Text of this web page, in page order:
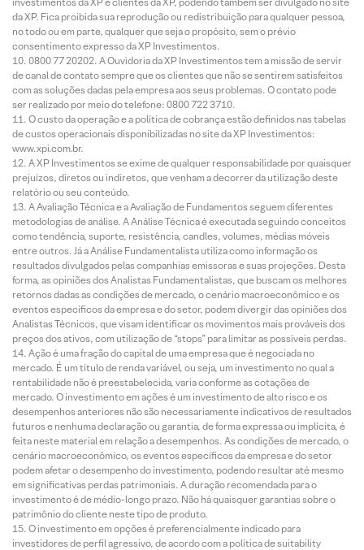
da XP. Fica proibida sua reprodução ou redistribuição para qualquer pessoa,
no todo ou em parte, qualquer que seja o propósito, sem o prévio
consentimento expresso da XP Investimentos.
0800 77 20202. A Ouvidoria da XP Investimentos tem a missão de servir
de canal de contato sempre que os clientes que não se sentirem satisfeitos
com as soluções dadas pela empresa aos seus problemas. O contato pode
ser realizado por meio do telefone: 0800 722 3710.
O custo da operação e a política de cobrança estão definidos nas tabelas
de custos operacionais disponibilizadas no site da XP Investimentos:
www.xpi.com.br.
A XP Investimentos se exime de qualquer responsabilidade por quaisquer
prejuízos, diretos ou indiretos, que venham a decorrer da utilização deste
relatório ou seu conteúdo.
A Avaliação Técnica e a Avaliação de Fundamentos seguem diferentes
metodologias de análise. A Análise Técnica é executada seguindo conceitos
como tendência, suporte, resistência, candles, volumes, médias móveis
entre outros. Já a Análise Fundamentalista utiliza como informação os
resultados divulgados pelas companhias emissoras e suas projeções. Desta
forma, as opiniões dos Analistas Fundamentalistas, que buscam os melhores
retornos dadas as condições de mercado, o cenário macroeconômico e os
eventos específicos da empresa e do setor, podem divergir das opiniões dos
Analistas Técnicos, que visam identificar os movimentos mais prováveis dos
preços dos ativos, com utilização de “stops” para limitar as possíveis perdas.
Ação é uma fração do capital de uma empresa que é negociada no
mercado. É um título de renda variável, ou seja, um investimento no qual a
rentabilidade não é preestabelecida, varia conforme as cotações de
mercado. O investimento em ações é um investimento de alto risco e os
desempenhos anteriores não são necessariamente indicativos de resultados
futuros e nenhuma declaração ou garantia, de forma expressa ou implícita, é
feita neste material em relação a desempenhos. As condições de mercado, o
cenário macroeconômico, os eventos específicos da empresa e do setor
podem afetar o desempenho do investimento, podendo resultar até mesmo
em significativas perdas patrimoniais. A duração recomendada para o
investimento é de médio-longo prazo. Não há quaisquer garantias sobre o
patrimônio do cliente neste tipo de produto.
O investimento em opções é preferencialmente indicado para
investidores de perfil agressivo, de acordo com a política de suitability